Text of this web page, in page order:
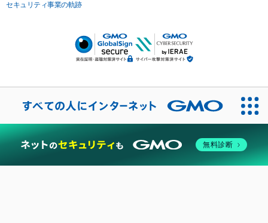
セキュリティ事業の軌跡
無料診断